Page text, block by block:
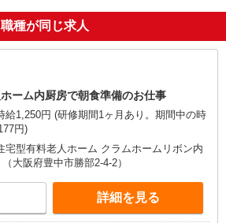
種が同じ求人
ーム内厨房で朝食準備のお仕事
給1,250円 (研修期間1ヶ月あり。期間中の時
円)
宅型有料老人ホーム クラムホームリボン内
大阪府豊中市勝部2-4-2）
詳細を見る